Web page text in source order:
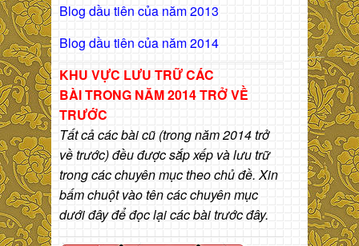
Blog dầu tiên của năm 2013
Blog dầu tiên của năm 2014
KHU VỰC LƯU TRỮ CÁC
BÀITRONG NĂM 2014 TRỞ VỀ
TRƯỚC
Tất cả các bài cũ (trong năm 2014 trở
về trước) đều được sắp xếp và lưu trữ
trong các chuyên mục theo chủ đề. Xin
bấm chuột vào tên các chuyên mục
dưới đây để đọc lại các bài trước đây.